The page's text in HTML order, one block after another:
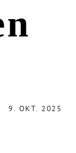
9. OKT. 2025